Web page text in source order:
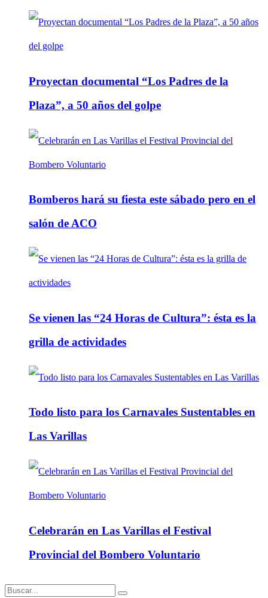
Proyectan documental “Los Padres de la
Plaza”, a 50 años del golpe
Bomberos hará su fiesta este sábado pero en el
salón de ACO
Se vienen las “24 Horas de Cultura”: ésta es la
grilla de actividades
Todo listo para los Carnavales Sustentables en
Las Varillas
Celebrarán en Las Varillas el Festival
Provincial del Bombero Voluntario